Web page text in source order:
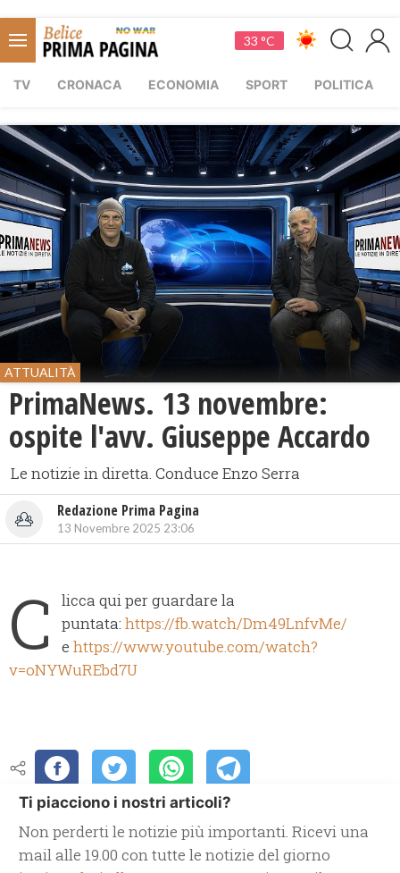
33 °C
TV CRONACA ECONOMIA SPORT POLITICA
ATTUALITÀ
PrimaNews. 13 novembre:
ospite l'avv. Giuseppe Accardo
Le notizie in diretta. Conduce Enzo Serra
Redazione Prima Pagina
13 Novembre 2025 23:06
C
licca qui per guardare la
puntata: https://fb.watch/Dm49LnfvMe/
e https://www.youtube.com/watch?
v=oNYWuREbd7U
Ti piacciono i nostri articoli?
Non perderti le notizie più importanti. Ricevi una
mail alle 19.00 con tutte le notizie del giorno